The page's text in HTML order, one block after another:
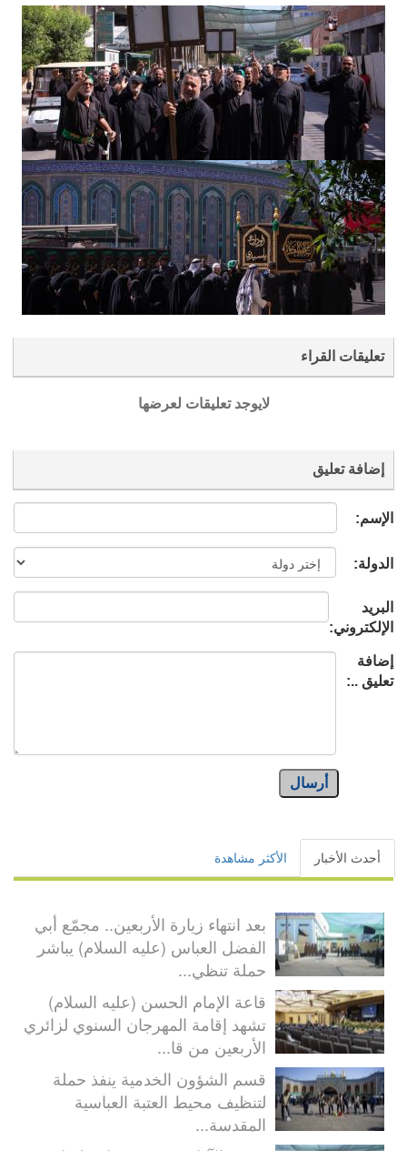
تعليقات القراء
لايوجد تعليقات لعرضها
إضافة تعليق
الإسم:
الدولة:
البريد
الإلكتروني:
إضافة
تعليق ..:
أرسال
أحدث الأخبار الأكثر مشاهدة
بعد انتهاء زيارة الأربعين.. مجمّع أبي
الفضل العباس (عليه السلام) يباشر
حملة تنظي...
قاعة الإمام الحسن (عليه السلام)
تشهد إقامة المهرجان السنوي لزائري
الأربعين من قا...
قسم الشؤون الخدمية ينفذ حملة
لتنظيف محيط العتبة العباسية
المقدسة...